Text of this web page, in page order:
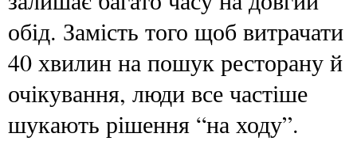
обід. Замість того щоб витрачати
40 хвилин на пошук ресторану й
очікування, люди все частіше
шукають рішення “на ходу”.